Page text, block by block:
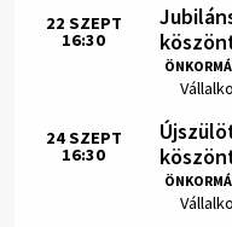
Hely:
Idő:
22 SZEPT
16:30
Hely:
Idő:
24SZEPT
16:30